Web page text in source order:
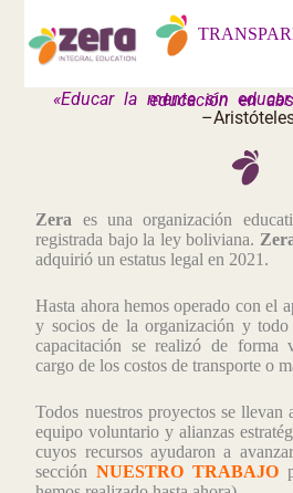
«Educar la mente sin educar el corazón no es
Zera es una organización
registrada bajo la ley boliviana.
adquirió un estatus legal en 2021.
Hasta ahora hemos operado con el
y socios de la organización y
capacitación se realizó de forma
cargo de los costos de transporte o
Todos nuestros proyectos se llevan
equipo voluntario y alianzas
cuyos recursos ayudaron a
secciónNUESTRO TRABAJO